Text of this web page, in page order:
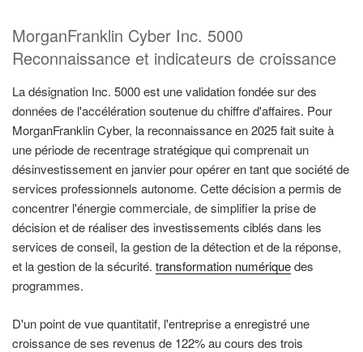
MorganFranklin Cyber Inc. 5000
Reconnaissance et indicateurs de croissance
La désignation Inc. 5000 est une validation fondée sur des
données de l'accélération soutenue du chiffre d'affaires. Pour
MorganFranklin Cyber, la reconnaissance en 2025 fait suite à
une période de recentrage stratégique qui comprenait un
désinvestissement en janvier pour opérer en tant que société de
services professionnels autonome. Cette décision a permis de
concentrer l'énergie commerciale, de simplifier la prise de
décision et de réaliser des investissements ciblés dans les
services de conseil, la gestion de la détection et de la réponse,
et la gestion de la sécurité. transformation numériquedes
programmes.
D'un point de vue quantitatif, l'entreprise a enregistré une
croissance de ses revenus de 122% au cours des trois